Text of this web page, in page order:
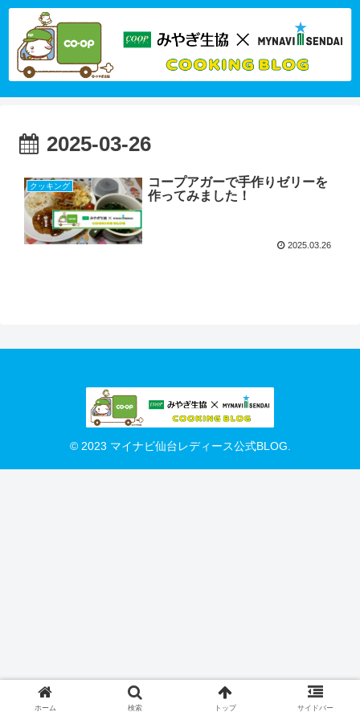
2025-03-26
クッキング
コープアガーで手作りゼリーを
作ってみました！
2025.03.26
© 2023 マイナビ仙台レディース公式BLOG.
ホーム 検索 トップ サイドバー